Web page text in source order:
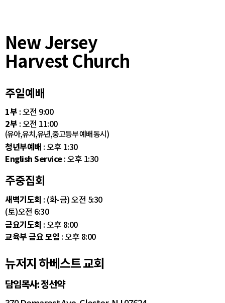
New Jersey
Harvest Church
주일예배
1부 : 오전 9:00
2부 : 오전 11:00
(유아,유치,유년,중고등부 예배 동시)
청년부예배 : 오후 1:30
English Service: 오후 1:30
주중집회
새벽기도회 : (화-금) 오전 5:30
(토)오전 6:30
금요기도회 : 오후 8:00
교육부 금요 모임 : 오후 8:00
뉴저지 하베스트 교회
담임목사: 정선약